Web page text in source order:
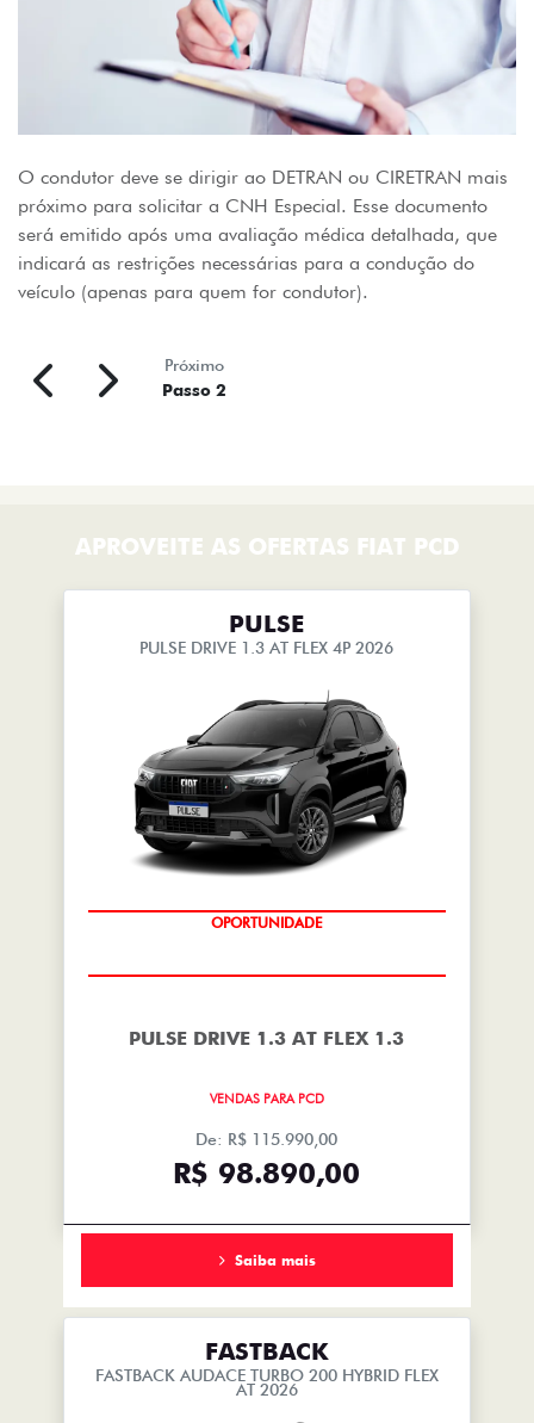
O condutor deve se dirigir ao DETRAN ou CIRETRAN mais
próximo para solicitar a CNH Especial. Esse documento
será emitido após uma avaliação médica detalhada, que
indicará as restrições necessárias para a condução do
veículo (apenas para quem for condutor).
Próximo
Passo 2
APROVEITE AS OFERTAS FIAT PCD
PULSE
PULSE DRIVE 1.3 AT FLEX 4P 2026
OPORTUNIDADE
PULSE DRIVE 1.3 AT FLEX 1.3
VENDAS PARA PCD
De: R$ 115.990,00
R$ 98.890,00
Saiba mais
FASTBACK
FASTBACK AUDACE TURBO 200 HYBRID FLEX
AT 2026